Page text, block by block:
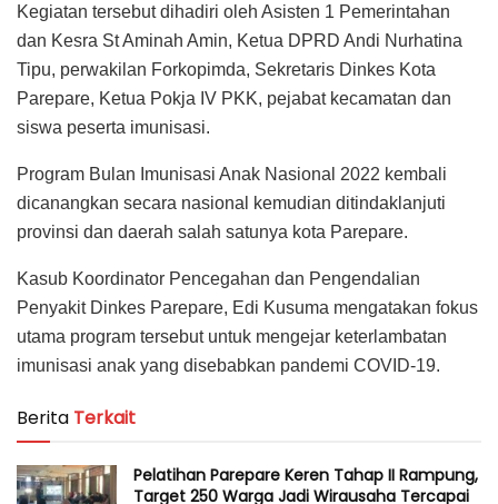
Kegiatan tersebut dihadiri oleh Asisten 1 Pemerintahan
dan Kesra St Aminah Amin, Ketua DPRD Andi Nurhatina
Tipu, perwakilan Forkopimda, Sekretaris Dinkes Kota
Parepare, Ketua Pokja IV PKK, pejabat kecamatan dan
siswa peserta imunisasi.
Program Bulan Imunisasi Anak Nasional 2022 kembali
dicanangkan secara nasional kemudian ditindaklanjuti
provinsi dan daerah salah satunya kota Parepare.
Kasub Koordinator Pencegahan dan Pengendalian
Penyakit Dinkes Parepare, Edi Kusuma mengatakan fokus
utama program tersebut untuk mengejar keterlambatan
imunisasi anak yang disebabkan pandemi COVID-19.
Berita Terkait
Pelatihan Parepare Keren Tahap II Rampung,
Target 250 Warga Jadi Wirausaha Tercapai